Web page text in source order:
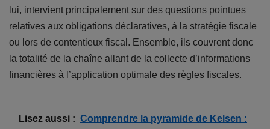
lui, intervient principalement sur des questions pointues
relatives aux obligations déclaratives, à la stratégie fiscale
ou lors de contentieux fiscal. Ensemble, ils couvrent donc
la totalité de la chaîne allant de la collecte d’informations
financières à l’application optimale des règles fiscales.
Lisez aussi : Comprendre la pyramide de Kelsen :